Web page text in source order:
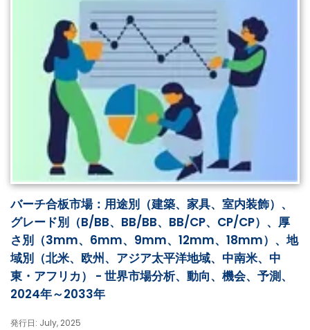
バーチ合板市場：用途別（建築、家具、室内装飾）、
グレード別（B/BB、BB/BB、BB/CP、CP/CP）、厚
さ別（3mm、6mm、9mm、12mm、18mm）、地
域別（北米、欧州、アジア太平洋地域、中南米、中
東・アフリカ） - 世界市場分析、動向、機会、予測、
2024年～2033年
発行日: July, 2025